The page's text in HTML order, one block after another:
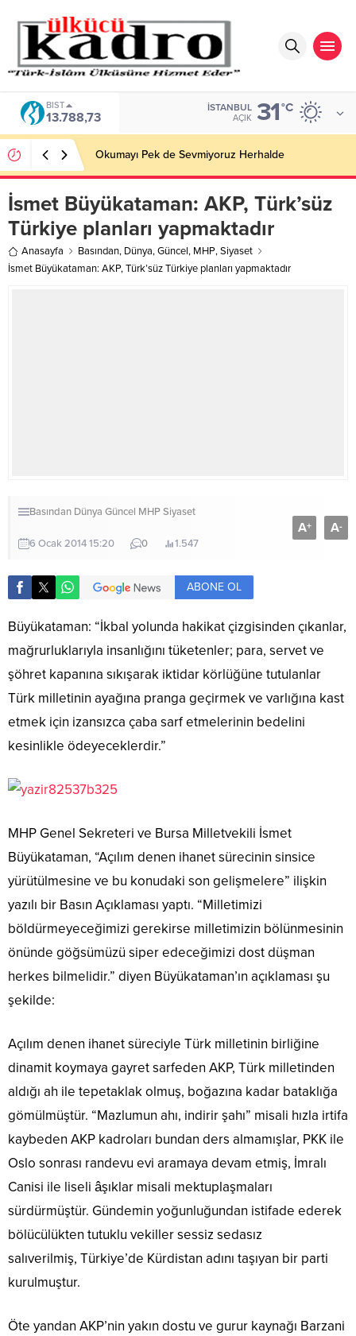
BIST
13.788,73
İSTANBUL
AÇIK 31°C
Okumayı Pek de Sevmiyoruz Herhalde
İsmet Büyükataman: AKP, Türk’süz
Türkiye planları yapmaktadır
Anasayfa Basından, Dünya,Güncel, MHP,Siyaset
İsmet Büyükataman: AKP, Türk’süz Türkiye planları yapmaktadır
Basından Dünya Güncel MHPSiyaset
6 Ocak 2014 15:20 0 1.547
A+ A-
ABONE OL
Büyükataman: “İkbal yolunda hakikat çizgisinden çıkanlar,
mağrurluklarıyla insanlığını tüketenler; para, servet ve
şöhret kapanına sıkışarak iktidar körlüğüne tutulanlar
Türk milletinin ayağına pranga geçirmek ve varlığına kast
etmek için izansızca çaba sarf etmelerinin bedelini
kesinlikle ödeyeceklerdir.”
MHP Genel Sekreteri ve Bursa Milletvekili İsmet
Büyükataman, “Açılım denen ihanet sürecinin sinsice
yürütülmesine ve bu konudaki son gelişmelere” ilişkin
yazılı bir Basın Açıklaması yaptı. “Milletimizi
böldürmeyeceğimizi gerekirse milletimizin bölünmesinin
önünde göğsümüzü siper edeceğimizi dost düşman
herkes bilmelidir.” diyen Büyükataman’ın açıklaması şu
şekilde:
Açılım denen ihanet süreciyle Türk milletinin birliğine
dinamit koymaya gayret sarfeden AKP, Türk milletinden
aldığı ah ile tepetaklak olmuş, boğazına kadar bataklığa
gömülmüştür. “Mazlumun ahı, indirir şahı” misali hızla irtifa
kaybeden AKP kadroları bundan ders almamışlar, PKK ile
Oslo sonrası randevu evi aramaya devam etmiş, İmralı
Canisi ile liseli âşıklar misali mektuplaşmaları
sürdürmüştür. Gündemin yoğunluğundan istifade ederek
bölücülükten tutuklu vekiller sessiz sedasız
salıverilmiş, Türkiye’de Kürdistan adını taşıyan bir parti
kurulmuştur.
Öte yandan AKP’nin yakın dostu ve gurur kaynağı Barzani